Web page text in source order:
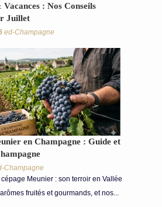
: Nos Conseils
Juillet
ed-Champagne
en Champagne : Guide et
Champagne
Meunier : son terroir en Vallée
fruités et gourmands, et nos...